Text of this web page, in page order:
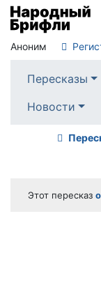
Аноним
Пересказы
Новости
Этот пересказ